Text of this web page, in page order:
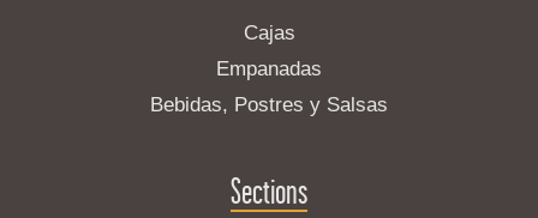
Cajas
Empanadas
Bebidas, Postres y Salsas
Sections